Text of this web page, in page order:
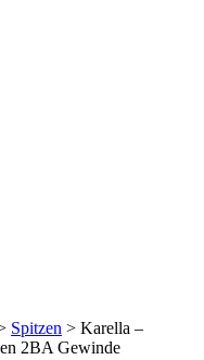
Spitzen > Karella –
2BA Gewinde